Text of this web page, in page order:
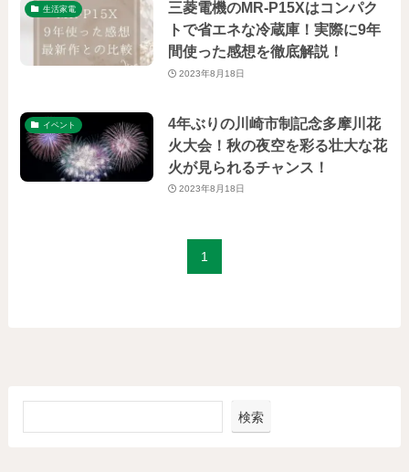
生活家電
三菱電機のMR-P15Xはコンパク
トで省エネな冷蔵庫！実際に9年
間使った感想を徹底解説！
2023年8月18日
イベント
4年ぶりの川崎市制記念多摩川花
火大会！秋の夜空を彩る壮大な花
火が見られるチャンス！
2023年8月18日
1
検索